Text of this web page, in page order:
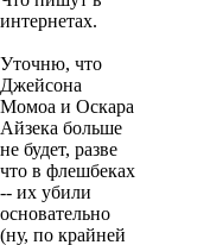
интернетах.
Уточню, что
Джейсона
Момоа и Оскара
Айзека больше
не будет, разве
что в флешбеках
-- их убили
основательно
(ну, по крайней